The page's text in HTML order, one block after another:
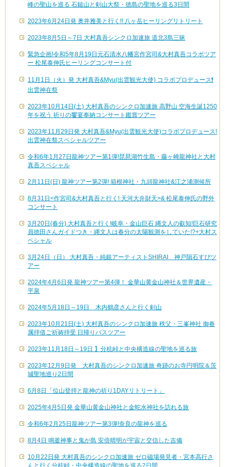
峰の聖山を巡る 石鎚山と剣山大祭・徳島の聖地を巡る3日間
2023年6月24日発 奥井雅美と行く!! 八ヶ岳ヒーリングリトリート
2023年8月5日～7日 大村真吾シンクロ加速旅 道北3島三昧
緊急企画!令和5年8月19日元石清水八幡宮作宮司&大村真吾コラボツア
ー 松尾泰伸氏ヒーリングコンサート付
11月1日（火）発 大村真吾&Myu(出雲観光大使) コラボプロデュース❗️
出雲神在祭
2023年10月14日(土) 大村真吾のシンクロ加速旅 高野山 空海生誕1250
年を祝う 祈りの饗宴奉納コンサート鑑賞ツアー
2023年11月29日発 大村真吾&Myu(出雲観光大使)コラボプロデュース!
出雲神在祭スペシャルツアー
令和6年1月27日龍神ツアー第1弾!琵琶湖竹生島・藤ヶ崎龍神社と大村
真吾スペシャル
2月11日(日) 龍神ツアー第2弾! 箱根神社・九頭龍神社&江之浦測候所
8月31日<作宮司&大村真吾と行く! 天河大弁財天>& 松尾泰伸氏の野外
コンサート
3月20日(春分) 大村真吾と行く!岐阜・金山巨石 縄文人の叡知!巨石研究
員徳田さんガイドつき・縄文人は春分の太陽観測をしていた!?+大村ス
ペシャル
3月24日（日） 大村真吾・純銀アーティストSHIRAI 神戸隕石すぴツ
アー
2024年4月6日発 龍神ツアー第4弾！ 金華山黄金山神社＆世界遺産・
平泉
2024年5月18日～19日 木内鶴彦さんと行く剣山
2023年10月21日(土) 大村真吾のシンクロ加速旅 秩父・三峯神社 御眷
属拝借ご祈祷拝受 日帰りバスツアー
2023年11月18日～19日 】分杭峠と中央構造線の聖地を巡る旅
2023年12月9日発 大村真吾のシンクロ加速旅 奇跡のお寺円明院＆茨
城聖地巡り2日間
6月8日「位山登拝と龍神の祈り1DAYリトリート」
2025年4月5日発 金華山黄金山神社と金蛇水神社を訪れる旅
令和6年2月25日龍神ツアー第3弾!奈良の龍神を巡る
8月4日 鳴釜神事と鬼が島 安倍晴明が宇宙と交信した吉備
10月22日発 大村真吾のシンクロ加速旅 ゼロ磁場発見者・宮本高行さ
んと行く分杭峠・中央構造線の聖地を巡る2日間